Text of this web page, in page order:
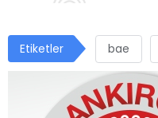
Etiketler bae